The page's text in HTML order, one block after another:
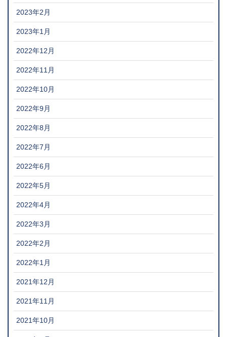
2023年2月
2023年1月
2022年12月
2022年11月
2022年10月
2022年9月
2022年8月
2022年7月
2022年6月
2022年5月
2022年4月
2022年3月
2022年2月
2022年1月
2021年12月
2021年11月
2021年10月